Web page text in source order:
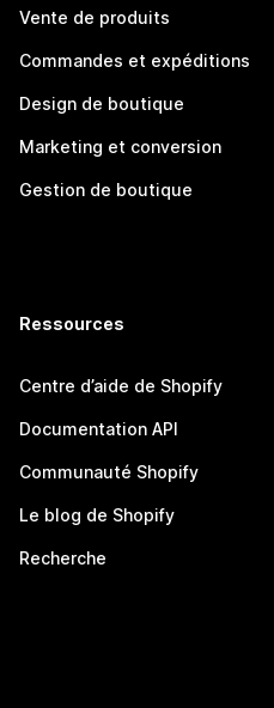
Vente de produits
Commandes et expéditions
Design de boutique
Marketing et conversion
Gestion de boutique
Ressources
Centre d’aide de Shopify
Documentation API
Communauté Shopify
Le blog de Shopify
Recherche